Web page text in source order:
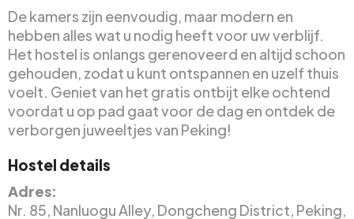
De kamers zijn eenvoudig, maar modern en
hebben alles wat u nodig heeft voor uw verblijf.
Het hostel is onlangs gerenoveerd en altijd schoon
gehouden, zodat u kunt ontspannen en uzelf thuis
voelt. Geniet van het gratis ontbijt elke ochtend
voordat u op pad gaat voor de dag en ontdek de
verborgen juweeltjes van Peking!
Hostel details
Adres:
Nr. 85, Nanluogu Alley, Dongcheng District, Peking,